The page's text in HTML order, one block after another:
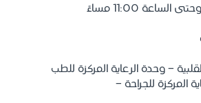
- وحدة الرعاية المركزة للطب
المركزة للجراحة -